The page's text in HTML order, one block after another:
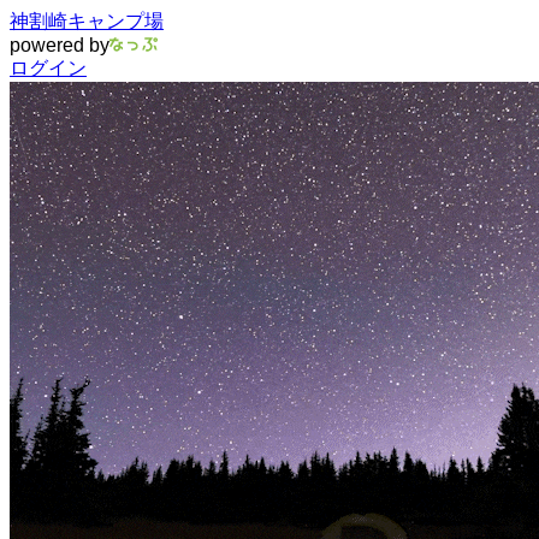
神割崎キャンプ場
powered by
ログイン